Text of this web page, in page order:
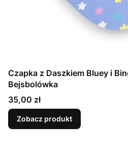
Czapka z Daszkiem Bluey i
Bejsbolówka
Cena
35,00 zł
Zobacz produkt